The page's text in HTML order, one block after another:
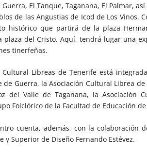
Guerra, El Tanque, Taganana, El Palmar,
de las Angustias de Icod de Los Vinos.
histórico que partirá de la plaza
plaza del Cristo. Aquí, tendrá lugar una
tinerfeñas.
Cultural Libreas de Tenerife está
de Guerra, la Asociación Cultural Librea
del Valle de Taganana, la Asociación
Folclórico de la Facultad de Educación
cuenta, además, con la colaboración
y Superior de Diseño Fernando Estévez.